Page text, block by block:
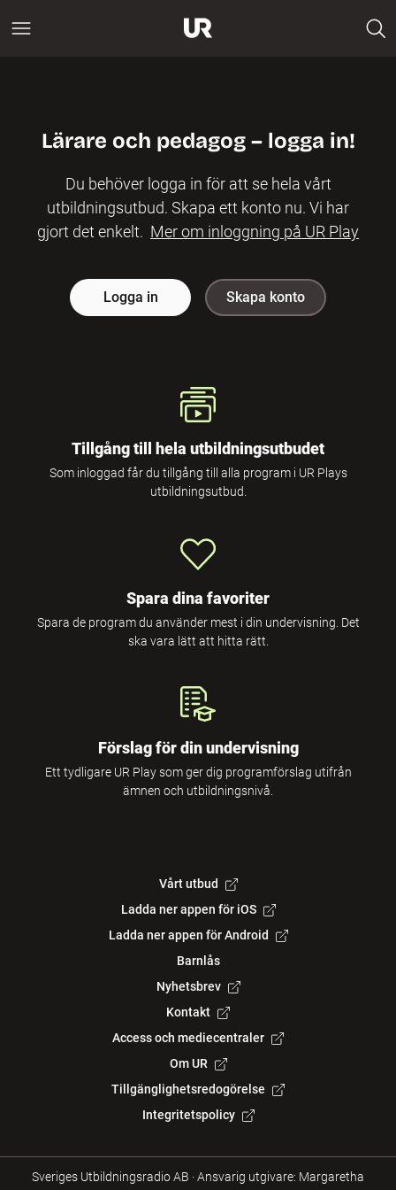
Lärare och pedagog – logga in!
Du behöver logga in för att se hela vårt
utbildningsutbud. Skapa ett konto nu. Vi har
gjort det enkelt. Mer om inloggning på UR Play
Logga in Skapa konto
Tillgång till hela utbildningsutbudet
Som inloggad får du tillgång till alla program i UR Plays
utbildningsutbud.
Spara dina favoriter
Spara de program du använder mest i din undervisning. Det
ska vara lätt att hitta rätt.
Förslag för din undervisning
Ett tydligare UR Play som ger dig programförslag utifrån
ämnen och utbildningsnivå.
Vårt utbud
Ladda ner appen för iOS
Ladda ner appen för Android
Barnlås
Nyhetsbrev
Kontakt
Access och mediecentraler
Om UR
Tillgänglighetsredogörelse
Integritetspolicy
Sveriges Utbildningsradio AB ·Ansvarig utgivare: Margaretha